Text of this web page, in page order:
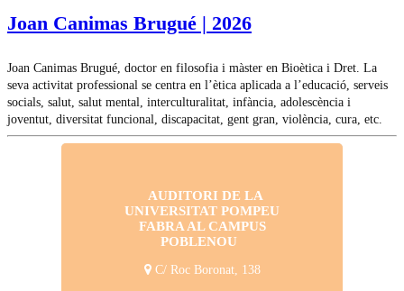
Joan Canimas Brugué | 2026
Joan Canimas Brugué, doctor en filosofia i màster en Bioètica i Dret. La
seva activitat professional se centra en l’ètica aplicada a l’educació, serveis
socials, salut, salut mental, interculturalitat, infància, adolescència i
joventut, diversitat funcional, discapacitat, gent gran, violència, cura, etc.
AUDITORI DE LA
UNIVERSITAT POMPEU
FABRA AL CAMPUS
POBLENOU
C/ Roc Boronat, 138